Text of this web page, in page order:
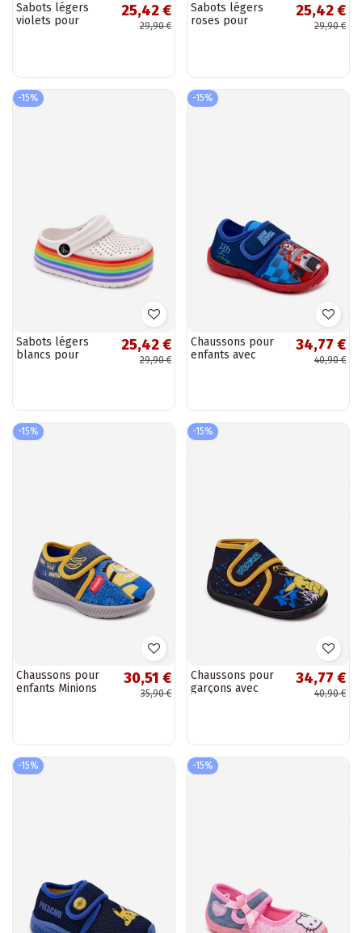
Sabots légers
violets pour
25,42 €
29,90 €
Sabots légers
roses pour
25,42 €
29,90 €
-15%
Sabots légers
blancs pour
25,42 €
29,90 €
-15%
Chaussons pour
enfants avec
34,77 €
40,90 €
-15%
Chaussons pour
enfants Minions
30,51 €
35,90 €
-15%
Chaussons pour
garçons avec
34,77 €
40,90 €
-15% -15%